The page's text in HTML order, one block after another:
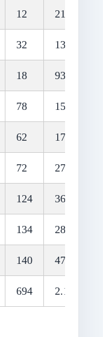
12 21
32 135
18 93
78 156
62 171
72 270
124 360
134 287
140 474
694 2.105